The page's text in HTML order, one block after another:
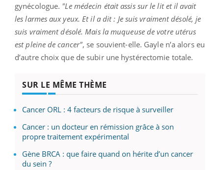
gynécologue. "Le médecin était assis sur le lit et il avait
les larmes aux yeux. Et il a dit : Je suis vraiment désolé, je
suis vraiment désolé. Mais la muqueuse de votre utérus
est pleine de cancer", se souvient-elle. Gayle n’a alors eu
d’autre choix que de subir une hystérectomie totale.
SUR LE MÊME THÈME
Cancer ORL : 4 facteurs de risque à surveiller
Cancer : un docteur en rémission grâce à son
propre traitement expérimental
Gène BRCA : que faire quand on hérite d’un cancer
du sein ?